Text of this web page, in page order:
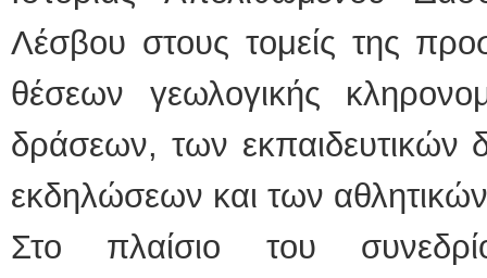
Λέσβου στους τομείς της
θέσεων γεωλογικής
δράσεων, των εκπαιδευτικών
εκδηλώσεων και των
Στο πλαίσιο του